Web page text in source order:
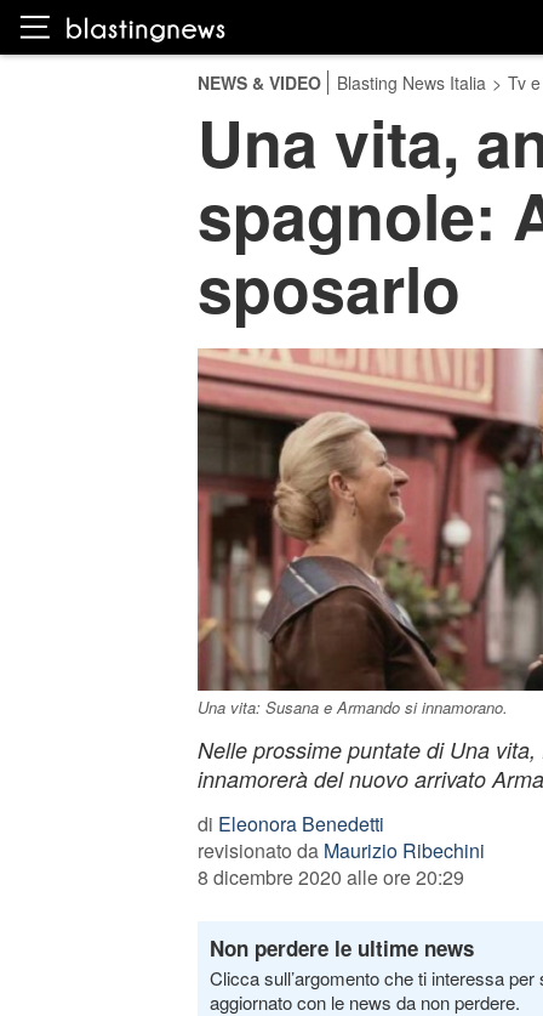
NEWS & VIDEO Blasting News Italia > Tv
Una vita,
spagnole:
sposarlo
Una vita: Susana e Armando si innamorano.
Nelle prossime puntate di Una
innamorerà del nuovo arrivato
di Eleonora Benedetti
revisionato da Maurizio Ribechini
8 dicembre 2020 alle ore 20:29
Non perdere le ultime news
Clicca sull’argomento che ti interessa
aggiornato con le news da non perdere.